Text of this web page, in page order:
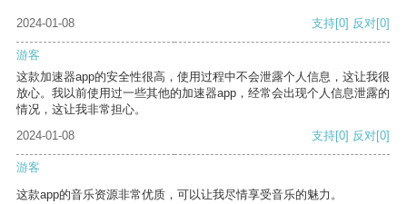
2024-01-08 支持[0] 反对[0]
游客
这款加速器app的安全性很高，使用过程中不会泄露个人信息，这让我很
放心。我以前使用过一些其他的加速器app，经常会出现个人信息泄露的
情况，这让我非常担心。
2024-01-08
支持[0] 反对[0]
游客
这款app的音乐资源非常优质，可以让我尽情享受音乐的魅力。